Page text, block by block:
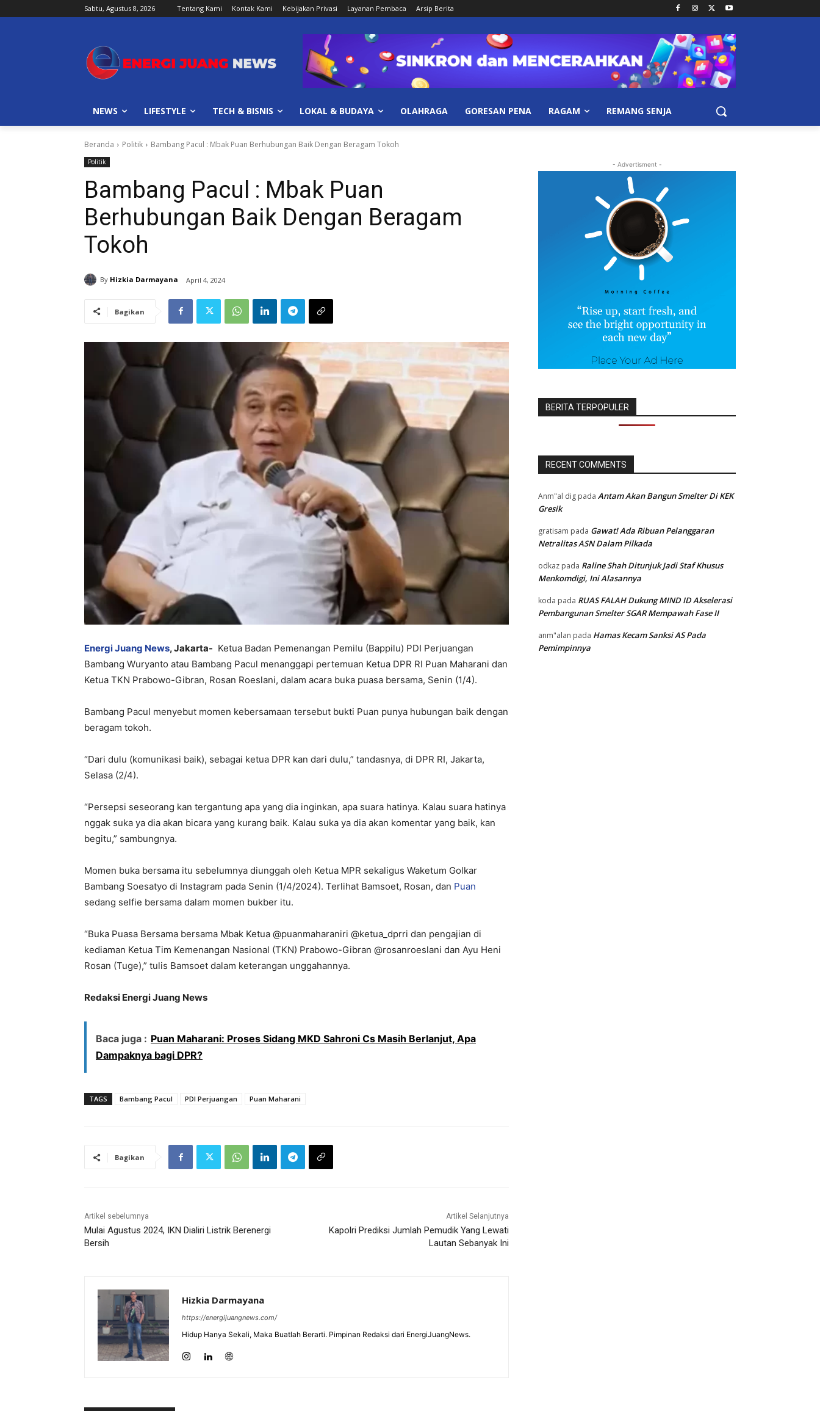
Sabtu, Agustus 8, 2026 Tentang Kami Kontak Kami Kebijakan Privasi Layanan Pembaca Arsip Berita
NEWS LIFESTYLE TECH & BISNIS LOKAL & BUDAYA OLAHRAGA GORESAN PENA RAGAM REMANG SENJA
Beranda Politik Bambang Pacul : Mbak Puan Berhubungan Baik Dengan Beragam Tokoh
Politik
Bambang Pacul : Mbak Puan
Berhubungan Baik Dengan Beragam
Tokoh
By Hizkia Darmayana April 4, 2024
Bagikan
Energi Juang News, Jakarta- Ketua Badan Pemenangan Pemilu (Bappilu) PDI Perjuangan
Bambang Wuryanto atau Bambang Pacul menanggapi pertemuan Ketua DPR RI Puan Maharani dan
Ketua TKN Prabowo-Gibran, Rosan Roeslani, dalam acara buka puasa bersama, Senin (1/4).
Bambang Pacul menyebut momen kebersamaan tersebut bukti Puan punya hubungan baik dengan
beragam tokoh.
“Dari dulu (komunikasi baik), sebagai ketua DPR kan dari dulu,” tandasnya, di DPR RI, Jakarta,
Selasa (2/4).
“Persepsi seseorang kan tergantung apa yang dia inginkan, apa suara hatinya. Kalau suara hatinya
nggak suka ya dia akan bicara yang kurang baik. Kalau suka ya dia akan komentar yang baik, kan
begitu,” sambungnya.
Momen buka bersama itu sebelumnya diunggah oleh Ketua MPR sekaligus Waketum Golkar
Bambang Soesatyo di Instagram pada Senin (1/4/2024). Terlihat Bamsoet, Rosan, dan Puan
sedang selfie bersama dalam momen bukber itu.
“Buka Puasa Bersama bersama Mbak Ketua @puanmaharaniri @ketua_dprri dan pengajian di
kediaman Ketua Tim Kemenangan Nasional (TKN) Prabowo-Gibran @rosanroeslani dan Ayu Heni
Rosan (Tuge),” tulis Bamsoet dalam keterangan unggahannya.
Redaksi Energi Juang News
Baca juga : Puan Maharani: Proses Sidang MKD Sahroni Cs Masih Berlanjut, Apa
Dampaknya bagi DPR?
TAGS Bambang Pacul PDI Perjuangan Puan Maharani
Bagikan
Artikel sebelumnya
Mulai Agustus 2024, IKN Dialiri Listrik Berenergi
Bersih
Artikel Selanjutnya
Kapolri Prediksi Jumlah Pemudik Yang Lewati
Lautan Sebanyak Ini
Hizkia Darmayana
https://energijuangnews.com/
Hidup Hanya Sekali, Maka Buatlah Berarti. Pimpinan Redaksi dari EnergiJuangNews.
- Advertisment -
BERITA TERPOPULER
RECENT COMMENTS
Anm"al dig pada Antam Akan Bangun Smelter Di KEK
Gresik
gratisam pada Gawat! Ada Ribuan Pelanggaran
Netralitas ASN Dalam Pilkada
odkaz pada Raline Shah Ditunjuk Jadi Staf Khusus
Menkomdigi, Ini Alasannya
koda pada RUAS FALAH Dukung MIND ID Akselerasi
Pembangunan Smelter SGAR Mempawah Fase II
anm"alan pada Hamas Kecam Sanksi AS Pada
Pemimpinnya